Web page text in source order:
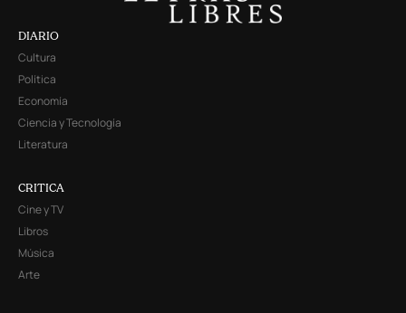
DIARIO
Cultura
Política
Economía
Ciencia y Tecnología
Literatura
CRITICA
Cine y TV
Libros
Música
Arte